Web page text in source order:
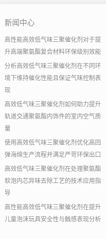
新闻中心
高性能高效低气味三聚催化剂对于提
升高端聚氨酯复合材料环保级别效能
分析高效低气味三聚催化剂在不同环
境下维持催化性能且保证气味控制表
现
高效低气味三聚催化剂如何助力提升
轨道交通聚氨酯内饰件的室内空气质
量
使用高效低气味三聚催化剂优化高回
弹海绵生产流程并满足严苛环保出口
高效低气味三聚催化剂在处理聚氨酯
软泡内芯异味去除工艺的技术应用指
导
高性能高效低气味三聚催化剂在提升
儿童泡沫玩具安全性与触感表现分析